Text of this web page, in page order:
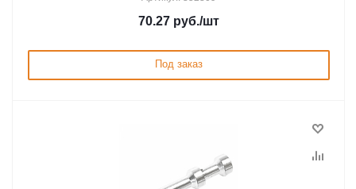
70.27 руб./шт
Под заказ